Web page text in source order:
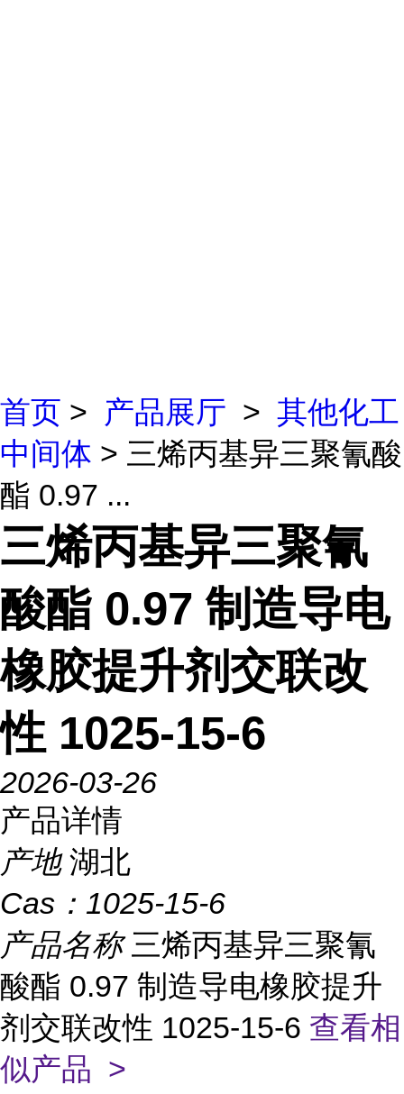
首页 > 产品展厅 > 其他化工
中间体 > 三烯丙基异三聚氰酸
酯 0.97 ...
三烯丙基异三聚氰
酸酯 0.97 制造导电
橡胶提升剂交联改
性 1025-15-6
2026-03-26
产品详情
产地 湖北
Cas： 1025-15-6
产品名称三烯丙基异三聚氰
酸酯 0.97 制造导电橡胶提升
剂交联改性 1025-15-6 查看相
似产品 >